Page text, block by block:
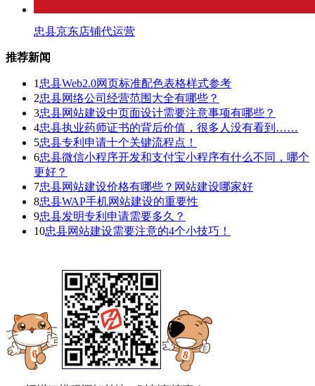
忠县京东店铺代运营
推荐新闻
1 忠县Web2.0网页标准配色表格样式参考
2忠县网络公司经营范围大全有哪些？
3忠县网站建设中页面设计需要注意事项有哪些？
4忠县执业药师证书的背后价值，很多人没有看到……
5忠县专利申请十个关键流程点！
6忠县微信小程序开发和支付宝小程序有什么不同，哪个
更好？
7忠县网站建设价格有哪些？网站建设哪家好
8忠县WAP手机网站建设的重要性
9忠县发明专利申请需要多久？
10忠县网站建设需要注意的4个小技巧！